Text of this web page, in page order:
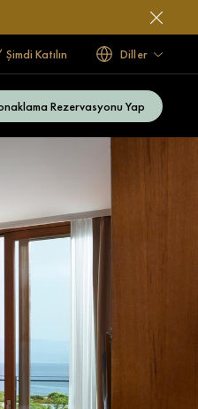
Katılın Diller
Rezervasyonu Yap